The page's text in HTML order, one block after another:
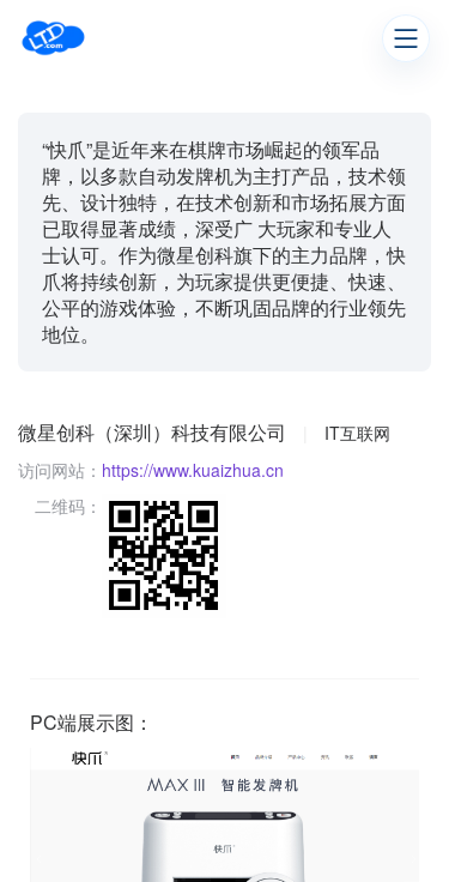
“快爪”是近年来在棋牌市场崛起的领军品
牌，以多款自动发牌机为主打产品，技术领
先、设计独特，在技术创新和市场拓展方面
已取得显著成绩，深受广 大玩家和专业人
士认可。作为微星创科旗下的主力品牌，快
爪将持续创新，为玩家提供更便捷、快速、
公平的游戏体验，不断巩固品牌的行业领先
地位。
微星创科（深圳）科技有限公司
IT互联网
访问网站： https://www.kuaizhua.cn
二维码：
PC端展示图：